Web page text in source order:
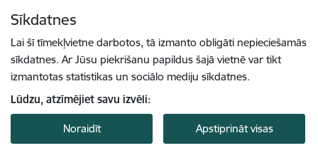
Sīkdatnes
Lai šī tīmekļvietne darbotos, tā izmanto obligāti nepieciešamās
sīkdatnes. Ar Jūsu piekrišanu papildus šajā vietnē var tikt
izmantotas statistikas un sociālo mediju sīkdatnes.
Lūdzu, atzīmējiet savu izvēli:
Noraidīt Apstiprināt visas